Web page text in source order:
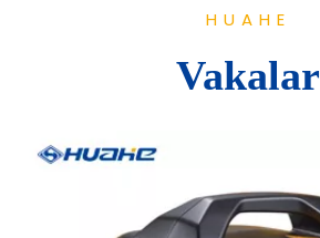
HUAHE
Vakalar